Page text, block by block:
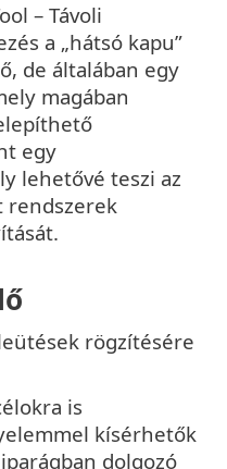
– Távoli
a „hátsó kapu”
de általában egy
magában
egy
lehetővé teszi az
rendszerek
rögzítésére
is
kísérhetők
dolgozó